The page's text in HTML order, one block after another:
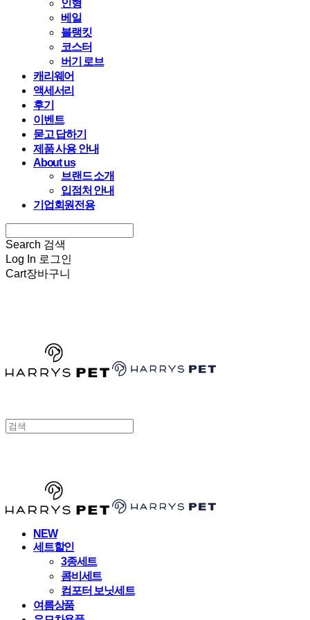
인형
베일
블랭킷
코스터
버기 로브
캐리웨어
액세서리
후기
이벤트
묻고 답하기
제품 사용 안내
About us
브랜드 소개
입점처 안내
기업회원전용
Search 검색
Log In 로그인
Cart장바구니
NEW
세트할인
3종세트
콤비세트
컴포터 보닛세트
여름상품